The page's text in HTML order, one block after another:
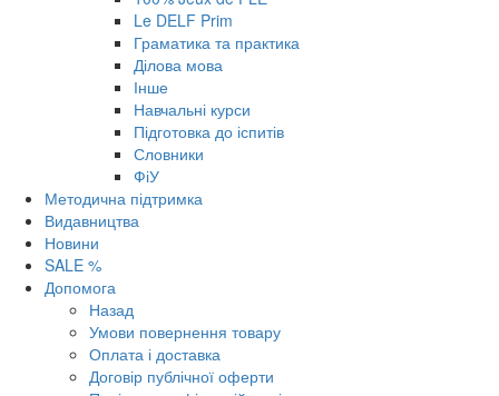
Le DELF Prim
Граматика та практика
Ділова мова
Інше
Навчальні курси
Підготовка до іспитів
Словники
ФіУ
Методична підтримка
Видавництва
Новини
SALE %
Допомога
Назад
Умови повернення товару
Оплата і доставка
Договір публічної оферти